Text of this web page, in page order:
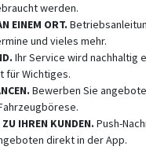
werden.
EINEM ORT.
und vieles mehr.
Ihr Service wird nachhaltig
für Wichtiges.
Bewerben Sie
IHREN KUNDEN. Push-
direkt in der App.